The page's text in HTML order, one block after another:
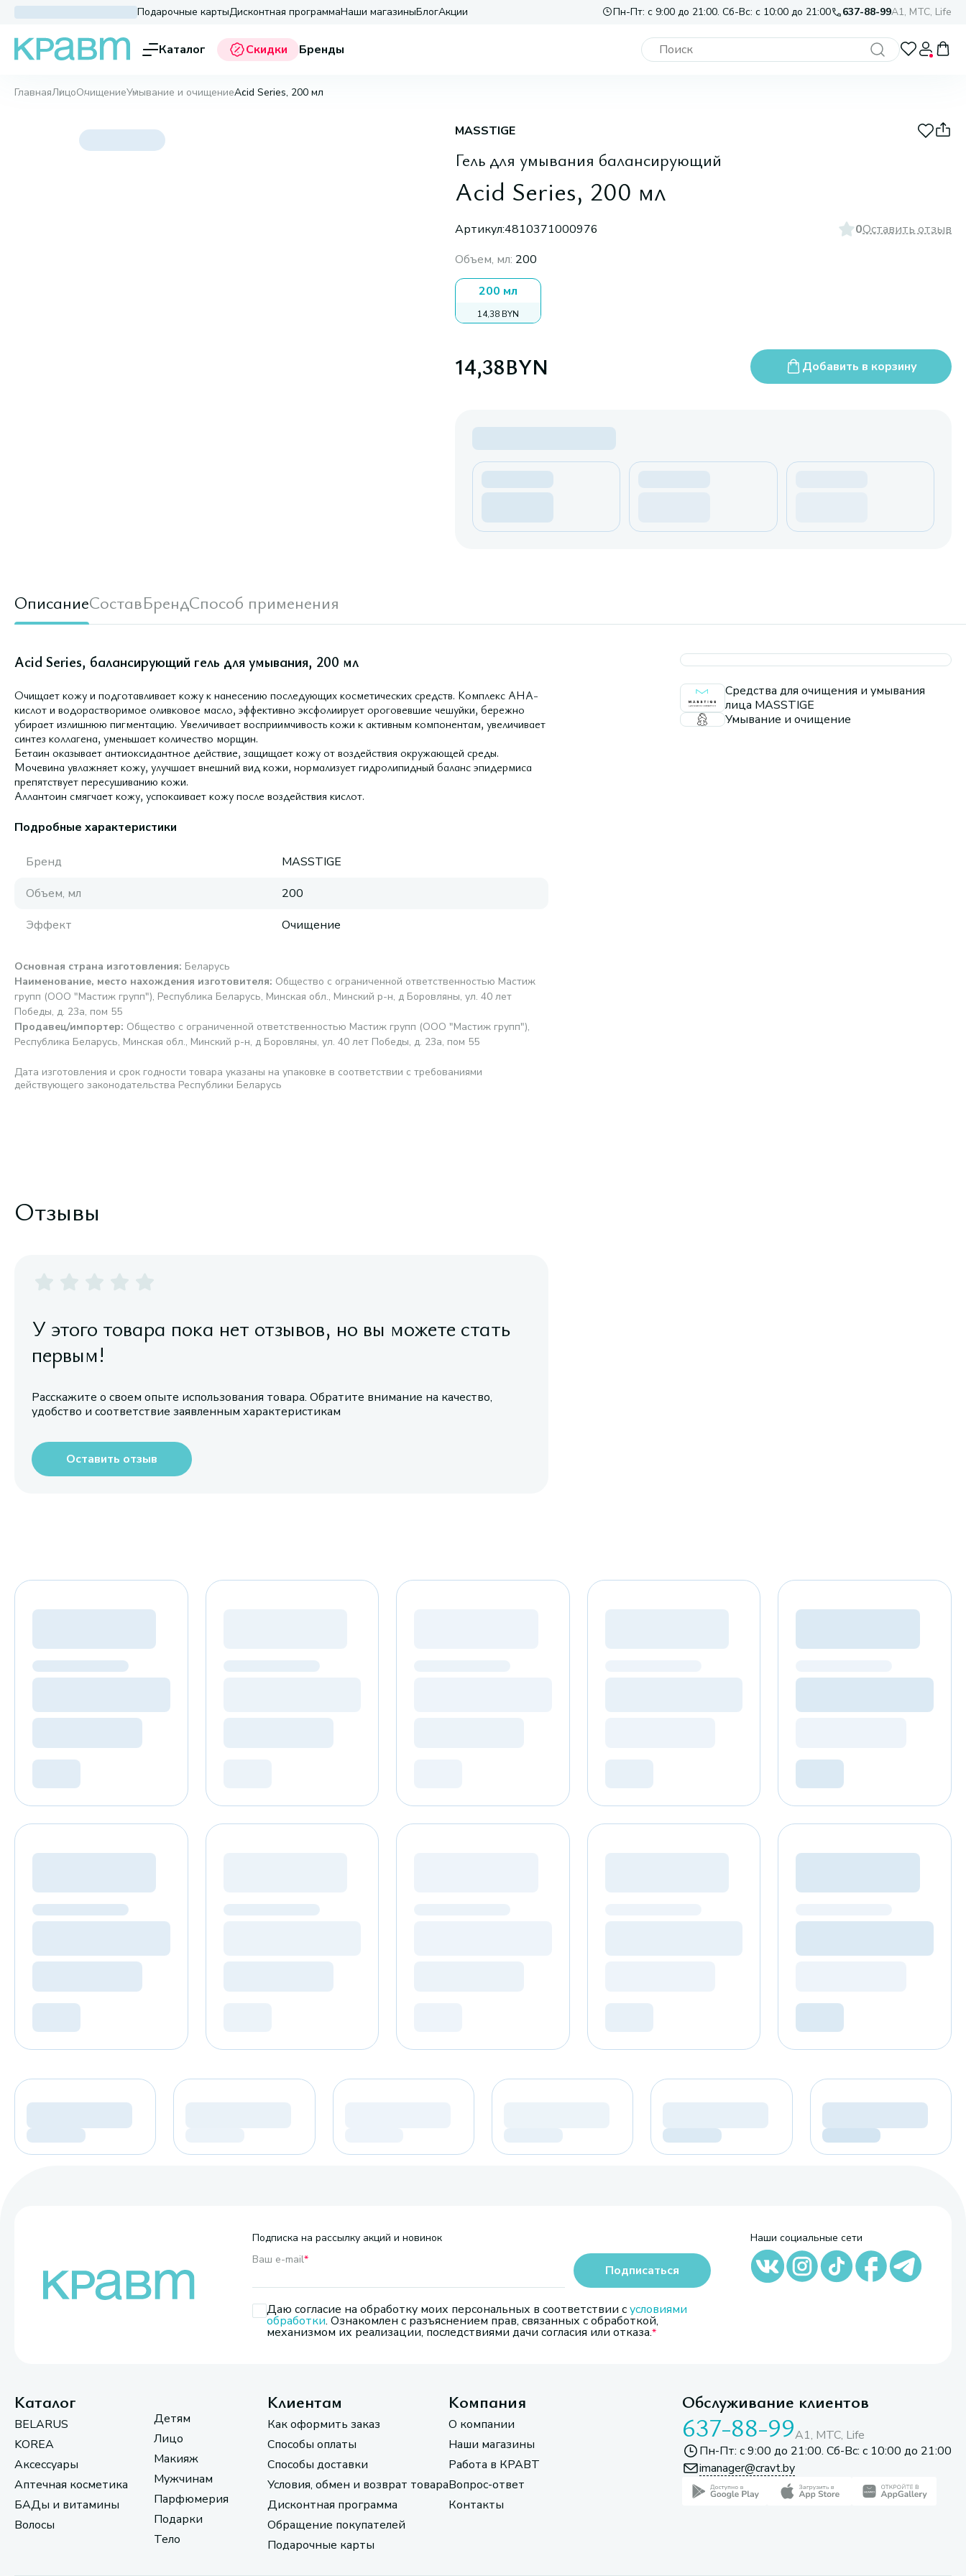
Подарочные картыДисконтная программаНаши магазиныБлогАкции Пн-Пт: с 9:00 до 21:00. Сб-Вс: с 10:00 до 21:00 637-88-99A1, МТС, Life
Каталог Скидки Бренды
ГлавнаяЛицоОчищениеУмывание и очищениеAcid Series, 200 мл
MASSTIGE
Гель для умывания балансирующий
Acid Series, 200 мл
Артикул:4810371000976 0Оставить отзыв
Объем, мл: 200
200 мл
14,38 BYN
14,38BYN Добавить в корзину
ОписаниеСоставБрендСпособ применения
Acid Series, балансирующий гель для умывания, 200 мл
Очищает кожу и подготавливает кожу к нанесению последующих косметических средств. Комплекс AHA-
кислот и водорастворимое оливковое масло, эффективно эксфолиирует ороговевшие чешуйки, бережно
убирает излишнюю пигментацию. Увеличивает восприимчивость кожи к активным компонентам, увеличивает
синтез коллагена, уменьшает количество морщин.
Бетаин оказывает антиоксидантное действие, защищает кожу от воздействия окружающей среды.
Мочевина увлажняет кожу, улучшает внешний вид кожи, нормализует гидролипидный баланс эпидермиса
препятствует пересушиванию кожи.
Аллантоин смягчает кожу, успокаивает кожу после воздействия кислот.
Подробные характеристики
Бренд
MASSTIGE
Объем, мл
200
Эффект
Очищение
Основная страна изготовления: Беларусь
Наименование, место нахождения изготовителя: Общество с ограниченной ответственностью Мастиж
групп (ООО "Мастиж групп"), Республика Беларусь, Минская обл., Минский р-н, д Боровляны, ул. 40 лет
Победы, д. 23а, пом 55
Продавец/импортер: Общество с ограниченной ответственностью Мастиж групп (ООО "Мастиж групп"),
Республика Беларусь, Минская обл., Минский р-н, д Боровляны, ул. 40 лет Победы, д. 23а, пом 55
Дата изготовления и срок годности товара указаны на упаковке в соответствии с требованиями
действующего законодательства Республики Беларусь
Средства для очищения и умывания
лица MASSTIGE
Умывание и очищение
Отзывы
У этого товара пока нет отзывов, но вы можете стать
первым!
Расскажите о своем опыте использования товара. Обратите внимание на качество,
удобство и соответствие заявленным характеристикам
Оставить отзыв
Подписка на рассылку акций и новинок
Ваш e-mail*
Даю согласие на обработку моих персональных в соответствии сусловиями
обработки. Ознакомлен с разъяснением прав, связанных с обработкой,
механизмом их реализации, последствиями дачи согласия или отказа.
Подписаться
Наши социальные сети
Каталог
BELARUS
KOREA
Аксессуары
Аптечная косметика
БАДы и витамины
Волосы
Детям
Лицо
Макияж
Мужчинам
Парфюмерия
Подарки
Тело
Клиентам
Как оформить заказ
Способы оплаты
Способы доставки
Условия, обмен и возврат товара
Дисконтная программа
Обращение покупателей
Подарочные карты
Компания
О компании
Наши магазины
Работа в КРАВТ
Вопрос-ответ
Контакты
Обслуживание клиентов
637-88-99A1, МТС, Life
Пн-Пт: с 9:00 до 21:00. Сб-Вс: с 10:00 до 21:00
imanager@cravt.by